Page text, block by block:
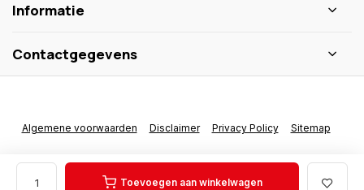
Toevoegen aan winkelwagen
Informatie
Contactgegevens
Algemene voorwaarden Disclaimer Privacy Policy Sitemap